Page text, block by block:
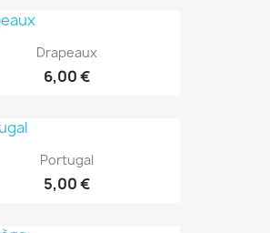
Drapeaux
6,00 €
Portugal
5,00 €